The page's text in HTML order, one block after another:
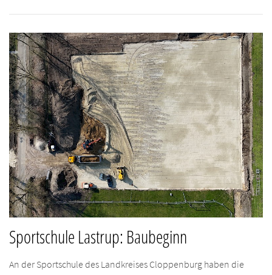
Sportschule Lastrup: Baubeginn
An der Sportschule des Landkreises Cloppenburg haben die